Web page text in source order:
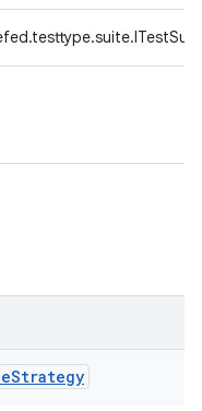
Strategy